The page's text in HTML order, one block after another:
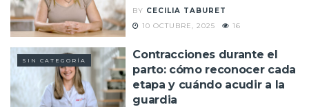
BY CECILIA TABURET
10 OCTUBRE, 2025
16
SIN CATEGORÍA
Contracciones durante el
parto: cómo reconocer cada
etapa y cuándo acudir a la
guardia